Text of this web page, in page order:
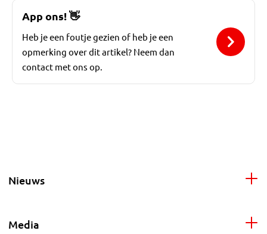
App ons!👋
Heb je een foutje gezien of heb je een
opmerking over dit artikel? Neem dan
contact met ons op.
Nieuws
Media